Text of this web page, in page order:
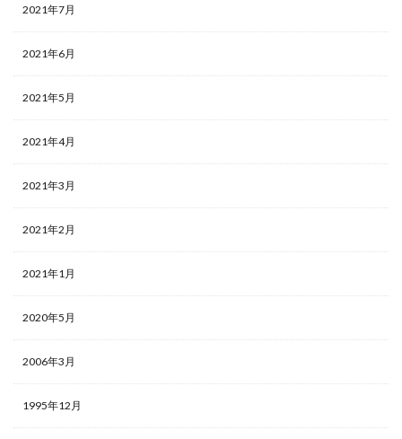
2021年7月
2021年6月
2021年5月
2021年4月
2021年3月
2021年2月
2021年1月
2020年5月
2006年3月
1995年12月